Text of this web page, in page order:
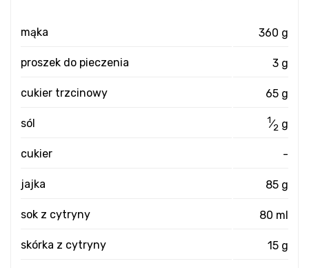
mąka 360 g
proszek do pieczenia 3 g
cukier trzcinowy 65 g
sól 1⁄2 g
cukier -
jajka 85 g
sok z cytryny 80 ml
skórka z cytryny 15 g